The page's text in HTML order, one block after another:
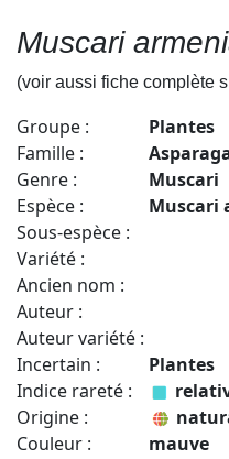
Muscari
(voir aussi fiche complète
Groupe :
Plantes
Famille :
Genre :
Muscari
Espèce :
Muscari
Sous-espèce :
Variété :
Ancien nom :
Auteur :
Auteur variété :
Incertain :
Plantes
Indice rareté :
Origine :
Couleur :
mauve